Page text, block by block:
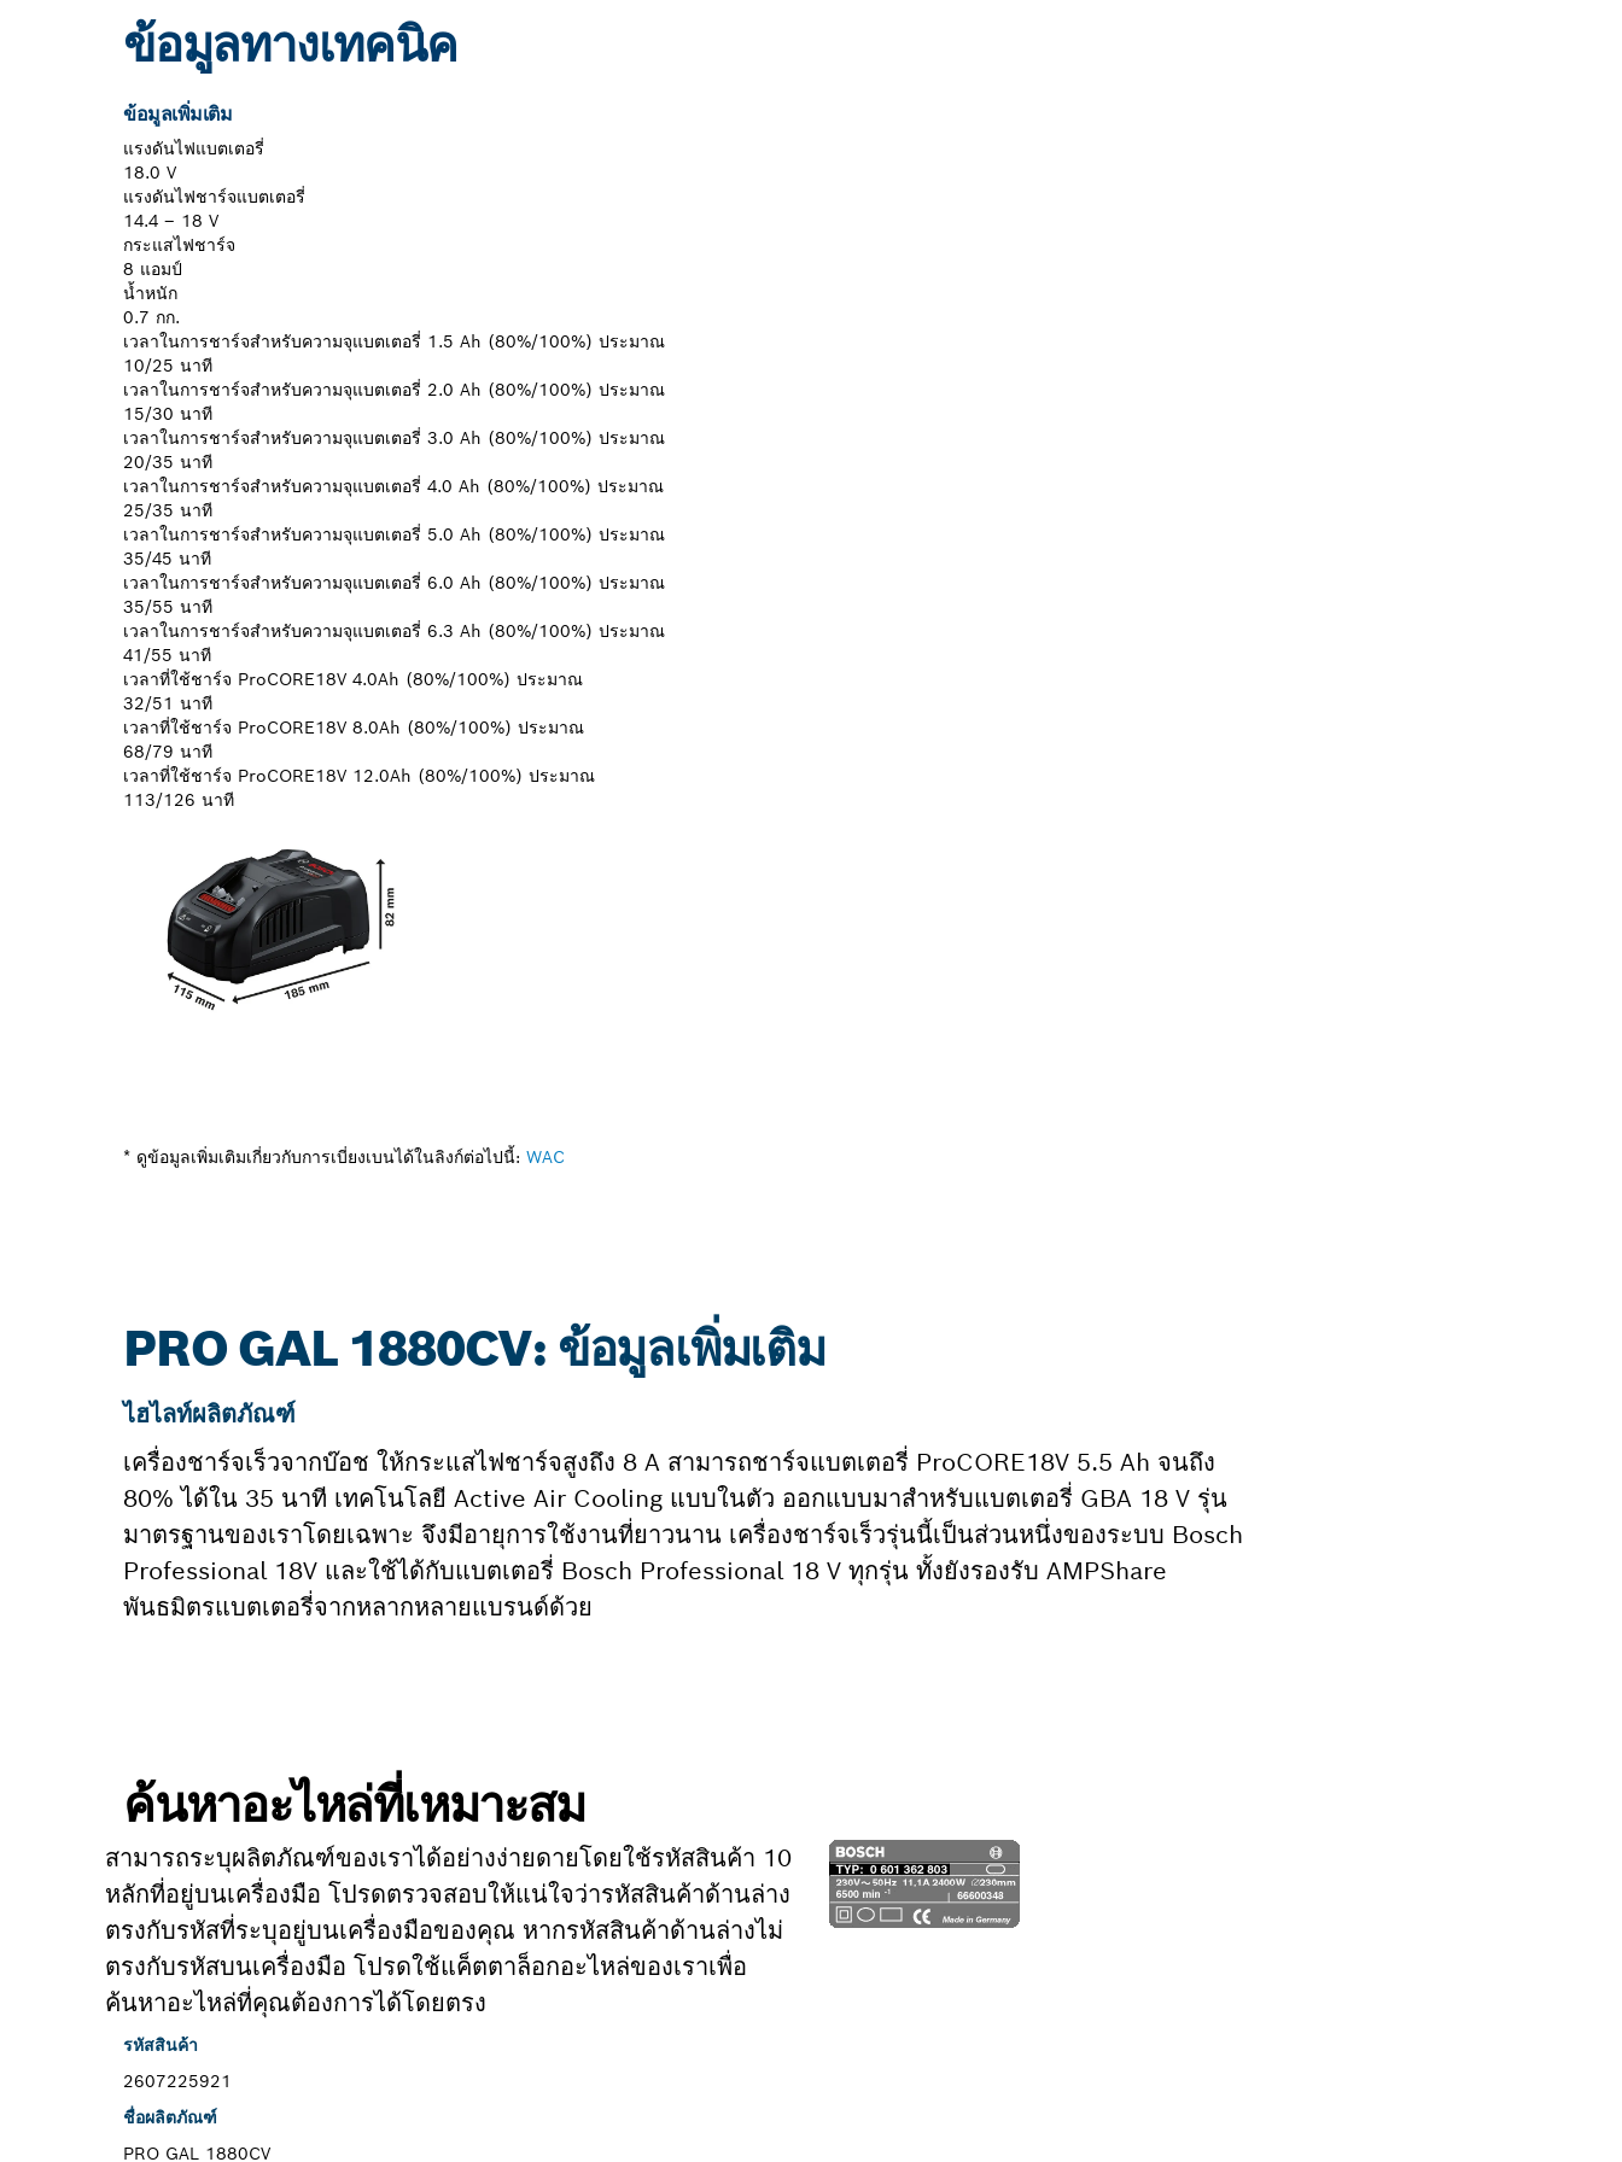
ข้อมูลทางเทคนิค
ข้อมูลเพิ่มเติม
แรงดันไฟแบตเตอรี่
18.0 V
แรงดันไฟชาร์จแบตเตอรี่
14.4 – 18 V
กระแสไฟชาร์จ
8 แอมป์
น้ำหนัก
0.7 กก.
เวลาในการชาร์จสำหรับความจุแบตเตอรี่ 1.5 Ah (80%/100%) ประมาณ
10/25 นาที
เวลาในการชาร์จสำหรับความจุแบตเตอรี่ 2.0 Ah (80%/100%) ประมาณ
15/30 นาที
เวลาในการชาร์จสำหรับความจุแบตเตอรี่ 3.0 Ah (80%/100%) ประมาณ
20/35 นาที
เวลาในการชาร์จสำหรับความจุแบตเตอรี่ 4.0 Ah (80%/100%) ประมาณ
25/35 นาที
เวลาในการชาร์จสำหรับความจุแบตเตอรี่ 5.0 Ah (80%/100%) ประมาณ
35/45 นาที
เวลาในการชาร์จสำหรับความจุแบตเตอรี่ 6.0 Ah (80%/100%) ประมาณ
35/55 นาที
เวลาในการชาร์จสำหรับความจุแบตเตอรี่ 6.3 Ah (80%/100%) ประมาณ
41/55 นาที
เวลาที่ใช้ชาร์จ ProCORE18V 4.0Ah (80%/100%) ประมาณ
32/51 นาที
เวลาที่ใช้ชาร์จ ProCORE18V 8.0Ah (80%/100%) ประมาณ
68/79 นาที
เวลาที่ใช้ชาร์จ ProCORE18V 12.0Ah (80%/100%) ประมาณ
113/126 นาที
* ดูข้อมูลเพิ่มเติมเกี่ยวกับการเบี่ยงเบนได้ในลิงก์ต่อไปนี้: WAC
PRO GAL 1880CV: ข้อมูลเพิ่มเติม
ไฮไลท์ผลิตภัณฑ์
เครื่องชาร์จเร็วจากบ๊อช ให้กระแสไฟชาร์จสูงถึง 8 A สามารถชาร์จแบตเตอรี่ ProCORE18V 5.5 Ah จนถึง
80% ได้ใน 35 นาที เทคโนโลยี Active Air Cooling แบบในตัว ออกแบบมาสำหรับแบตเตอรี่ GBA 18 V รุ่น
มาตรฐานของเราโดยเฉพาะ จึงมีอายุการใช้งานที่ยาวนาน เครื่องชาร์จเร็วรุ่นนี้เป็นส่วนหนึ่งของระบบ Bosch
Professional 18V และใช้ได้กับแบตเตอรี่ Bosch Professional 18 V ทุกรุ่น ทั้งยังรองรับ AMPShare
พันธมิตรแบตเตอรี่จากหลากหลายแบรนด์ด้วย
ค้นหาอะไหล่ที่เหมาะสม
สามารถระบุผลิตภัณฑ์ของเราได้อย่างง่ายดายโดยใช้รหัสสินค้า 10
หลักที่อยู่บนเครื่องมือ โปรดตรวจสอบให้แน่ใจว่ารหัสสินค้าด้านล่าง
ตรงกับรหัสที่ระบุอยู่บนเครื่องมือของคุณ หากรหัสสินค้าด้านล่างไม่
ตรงกับรหัสบนเครื่องมือ โปรดใช้แค็ตตาล็อกอะไหล่ของเราเพื่อ
ค้นหาอะไหล่ที่คุณต้องการได้โดยตรง
รหัสสินค้า
2607225921
ชื่อผลิตภัณฑ์
PRO GAL 1880CV